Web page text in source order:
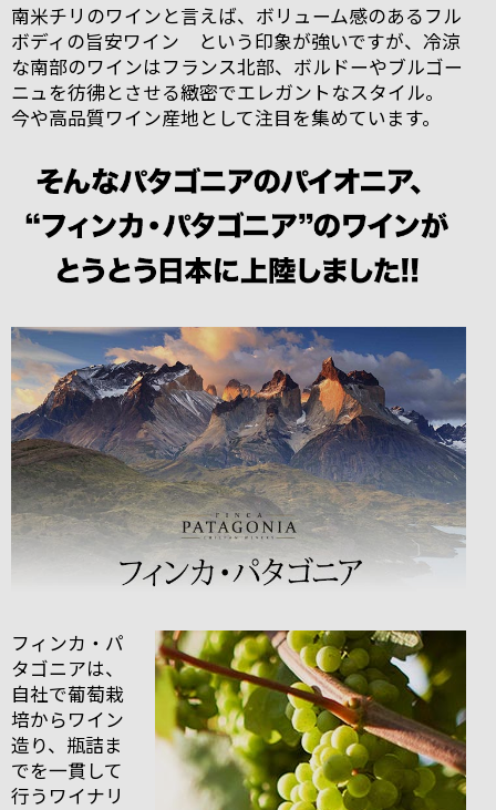
南米チリのワインと言えば、ボリューム感のあるフル
ボディの旨安ワイン という印象が強いですが、冷涼
な南部のワインはフランス北部、ボルドーやブルゴー
ニュを彷彿とさせる緻密でエレガントなスタイル。
今や高品質ワイン産地として注目を集めています。
フィンカ・パ
タゴニアは、
自社で葡萄栽
培からワイン
造り、瓶詰ま
でを一貫して
行うワイナリ